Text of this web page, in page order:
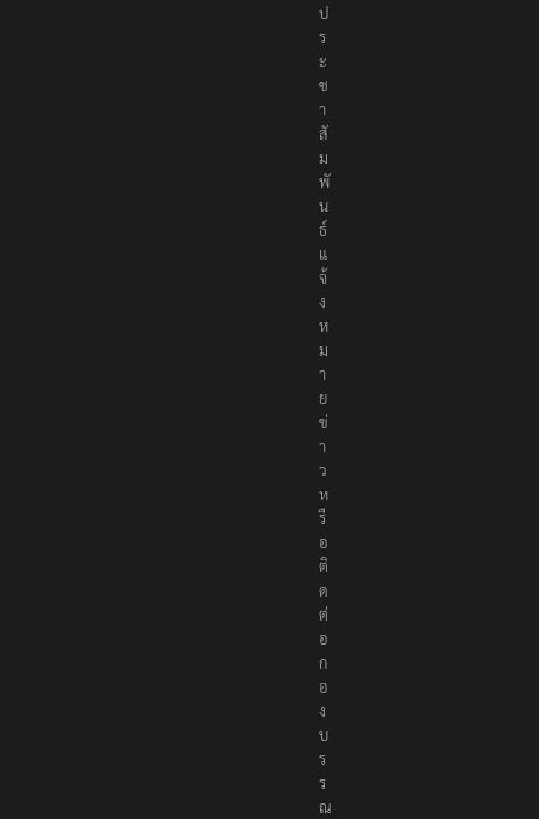
ป
ร
ะ
ช
า
สั
ม
พั
น
ธ์
แ
จ้
ง
ห
ม
า
ย
ข่
า
ว
ห
รื
อ
ติ
ด
ต่
อ
ก
อ
ง
บ
ร
ร
ณ